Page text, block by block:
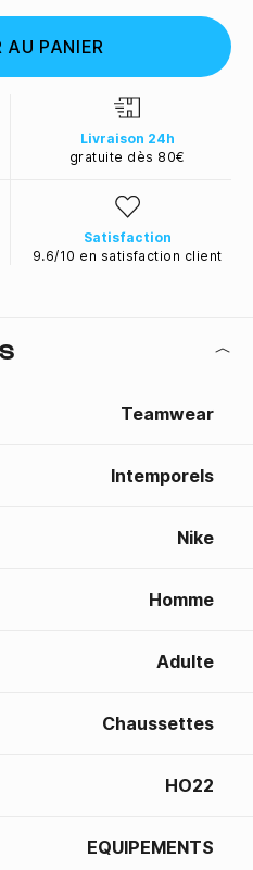
AU PANIER
Livraison 24h
gratuite dès 80€
Satisfaction
9.6/10 en satisfaction client
Teamwear
Intemporels
Nike
Homme
Adulte
Chaussettes
HO22
EQUIPEMENTS